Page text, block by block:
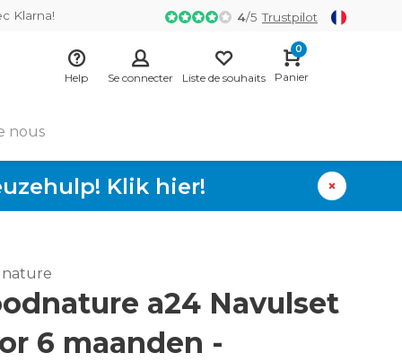
Klarna! 4/5 Trustpilot
Help Se connecter Liste de souhaits
0
Panier
nous
Klik hier!
a24 Navulset
6 maanden -